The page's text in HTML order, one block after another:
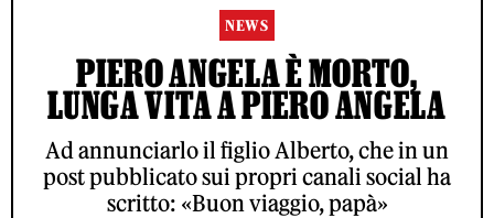
NEWS
PIERO ANGELA È MORTO,
LUNGA VITA A PIERO ANGELA
Ad annunciarlo il figlio Alberto, che in un
post pubblicato sui propri canali social ha
scritto: «Buon viaggio, papà»